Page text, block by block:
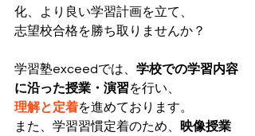
化、より良い学習計画を立て、
志望校合格を勝ち取りませんか？
学習塾exceedでは、 学校での学習内容
に沿った授業・演習を行い、
理解と定着を進めております。
また、学習習慣定着のため、
映像授業